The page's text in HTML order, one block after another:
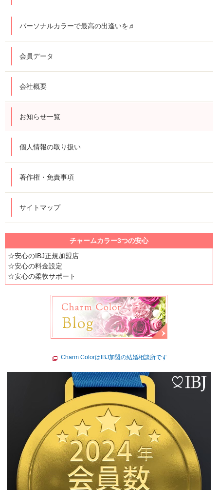
パーソナルカラーで最高の出逢いを♬
会員データ
会社概要
お知らせ一覧
個人情報の取り扱い
著作権・免責事項
サイトマップ
チャームカラー3つの安心
☆安心のIBJ正規加盟店
☆安心の料金設定
☆安心の柔軟サポート
Charm ColorはIBJ加盟の結婚相談所です